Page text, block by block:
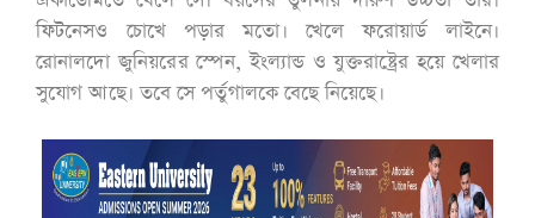
ফিটনেসও চোখে পড়ার মতো। খেলে ফরোয়ার্ড লাইনে।
রোনালদো জুনিয়রের স্পেন, ইংল্যান্ড ও যুক্তরাষ্ট্রের হয়ে খেলার
সুযোগ আছে। তবে সে পর্তুগালকে বেছে নিয়েছে।